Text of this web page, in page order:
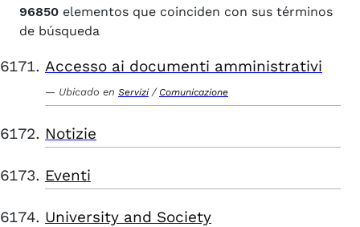
96850 elementos que coinciden con sus términos
de búsqueda
Accesso ai documenti amministrativi
Ubicado en Servizi / Comunicazione
Notizie
Eventi
University and Society